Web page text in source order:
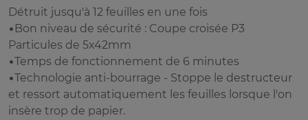
Détruit jusqu'à 12 feuilles en une fois
•Bon niveau de sécurité : Coupe croisée P3
Particules de 5x42mm
•Temps de fonctionnement de 6 minutes
•Technologie anti-bourrage - Stoppe le destructeur
et ressort automatiquement les feuilles lorsque l'on
insère trop de papier.